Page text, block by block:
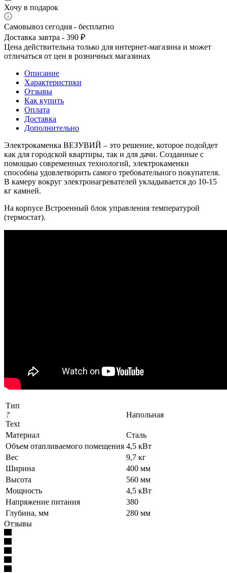
Хочу в подарок
Самовывоз сегодня - бесплатно
Доставка завтра - 390 ₽
Цена действительна только для интернет-магазина и может
отличаться от цен в розничных магазинах
Описание
Характеристики
Отзывы
Как купить
Оплата
Доставка
Дополнительно
Электрокаменка ВЕЗУВИЙ – это решение, которое подойдет
как для городской квартиры, так и для дачи. Созданные с
помощью современных технологий, электрокаменки
способны удовлетворить самого требовательного покупателя.
В камеру вокруг электронагревателей укладывается до 10-15
кг камней.
На корпусе Встроенный блок управления температурой
(термостат).
Тип
?
Text
Напольная
Материал
Сталь
Объем отапливаемого помещения 4,5 кВт
Вес
9,7 кг
Ширина
400 мм
Высота
560 мм
Мощность
4,5 кВт
Напряжение питания
380
Глубина, мм
280 мм
Отзывы